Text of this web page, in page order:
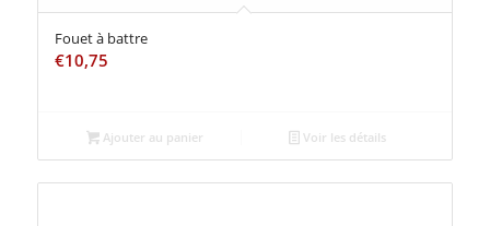
Fouet à battre
€10,75
Ajouter au panier Voir les détails